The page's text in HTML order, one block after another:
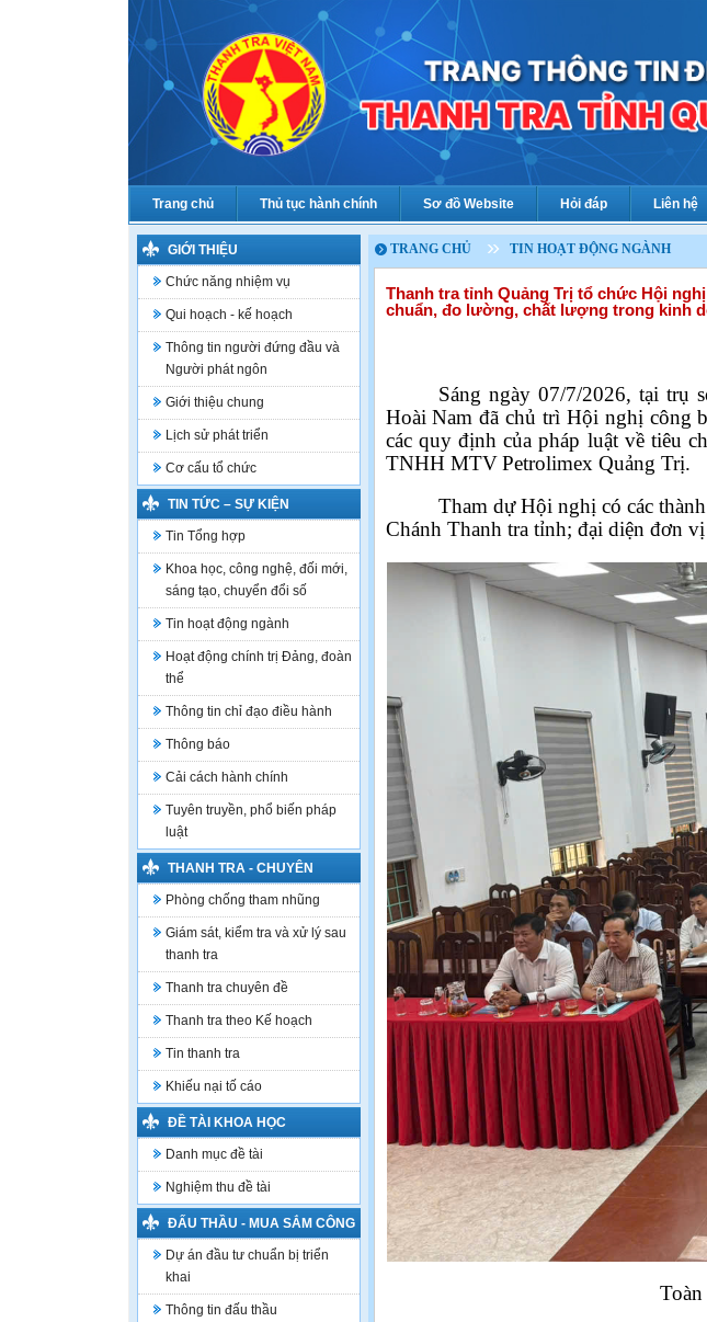
Trang chủ Thủ tục hành chính Sơ đồ Website Hỏi đáp Liên hệ
GIỚI THIỆU
Chức năng nhiệm vụ
Qui hoạch - kế hoạch
Thông tin người đứng đầu và
Người phát ngôn
Giới thiệu chung
Lịch sử phát triển
Cơ cấu tổ chức
TIN TỨC – SỰ KIỆN
Tin Tổng hợp
Khoa học, công nghệ, đối mới,
sáng tạo, chuyển đổi số
Tin hoạt động ngành
Hoạt động chính trị Đảng, đoàn
thể
Thông tin chỉ đạo điều hành
Thông báo
Cải cách hành chính
Tuyên truyền, phổ biến pháp
luật
THANH TRA - CHUYÊN
NGÀNH
Phòng chống tham nhũng
Giám sát, kiểm tra và xử lý sau
thanh tra
Thanh tra chuyên đề
Thanh tra theo Kế hoạch
Tin thanh tra
Khiếu nại tố cáo
ĐỀ TÀI KHOA HỌC
Danh mục đề tài
Nghiệm thu đề tài
ĐẤU THẦU - MUA SẮM CÔNG
Dự án đầu tư chuẩn bị triển
khai
Thông tin đấu thầu
TRANG CHỦ TIN HOẠT ĐỘNG NGÀNH
Thanh tra tỉnh Quảng Trị tổ chức Hội
chuẩn, đo lường, chất lượng trong kinh
Sáng ngày 07/7/2026, tại trụ
Hoài Nam đã chủ trì Hội nghị công
các quy định của pháp luật về tiêu
TNHH MTV Petrolimex Quảng Trị.
Tham dựHội nghị có các
Chánh Thanh tra tỉnh; đại diện đơn vị